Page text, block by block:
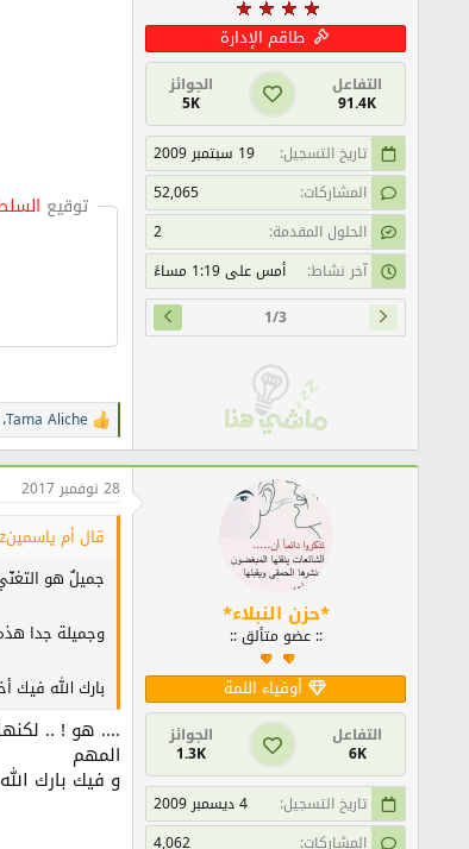
طاقم الإدارة
التفاعل
91.4K
الجوائز
5K
تاريخ التسجيل
19 سبتمبر 2009
المشاركات
52,065
الحلول المقدمة
2
آخر نشاط
أمس على 1:19 مساءً
1/3
توقيع
ا
ل
ت
ف
ا
ع
ت
Tama Aliche،
*حزن النبلاء*
:: عضو متألق ::
أوفياء اللمة
التفاعل
6K
الجوائز
1.3K
تاريخ التسجيل
4 ديسمبر 2009
المشاركات
4,062
28 نوفمبر 2017
قال أم ياسمينdz:
جميلٌ هو
وجميلة جدا
بارك الله فيك
.... هو ! ..
المهم
و فيك بارك الله